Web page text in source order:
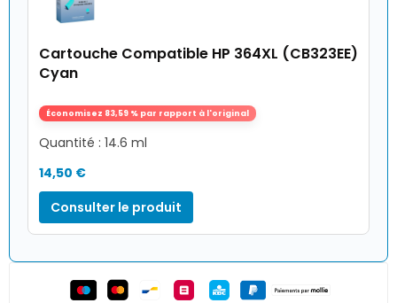
Cartouche Compatible HP 364XL (CB323EE)
Cyan
Économisez 83,59 % par rapport à l'original
Quantité : 14.6 ml
14,50 €
Consulter le produit